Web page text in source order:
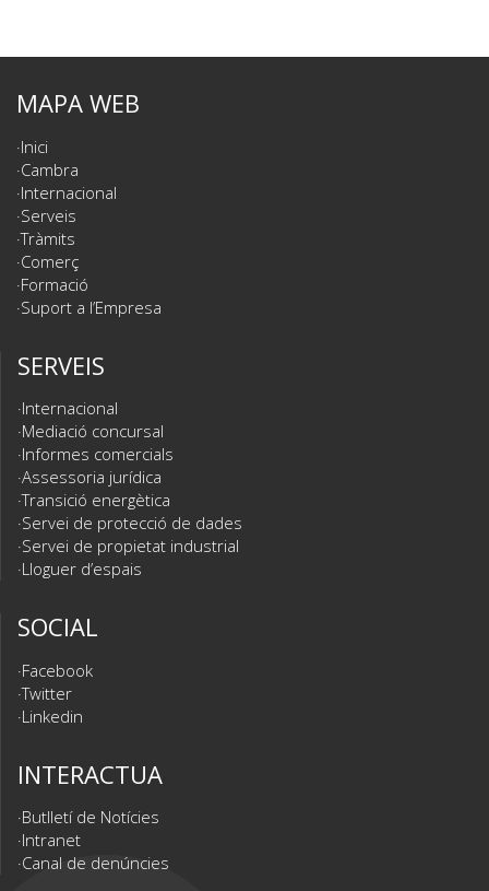
MAPA WEB
Inici
Cambra
Internacional
Serveis
Tràmits
Comerç
Formació
Suport a l’Empresa
SERVEIS
Internacional
Mediació concursal
Informes comercials
Assessoria jurídica
Transició energètica
Servei de protecció de dades
Servei de propietat industrial
Lloguer d’espais
SOCIAL
Facebook
Twitter
Linkedin
INTERACTUA
Butlletí de Notícies
Intranet
Canal de denúncies